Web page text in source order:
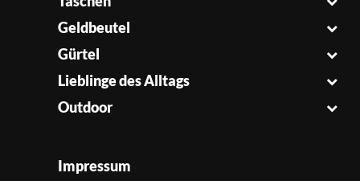
Geldbeutel
Gürtel
Lieblinge des Alltags
Outdoor
Impressum